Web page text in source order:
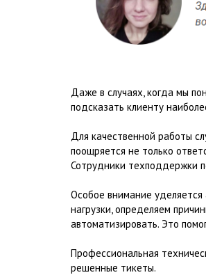
Даже в случаях, когда мы
подсказать клиенту
Для качественной работы
поощряется не только
Сотрудники техподдержки
Особое внимание
нагрузки, определяем
автоматизировать. Это
Профессиональная
решенные тикеты.